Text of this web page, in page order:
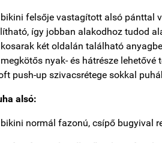
felsője vastagított alsó pánttal
így jobban alakodhoz tudod
két oldalán található
nyak- és hátrésze
push-up szivacsrétege sokkal
alsó:
normál fazonú, csípő bugyival